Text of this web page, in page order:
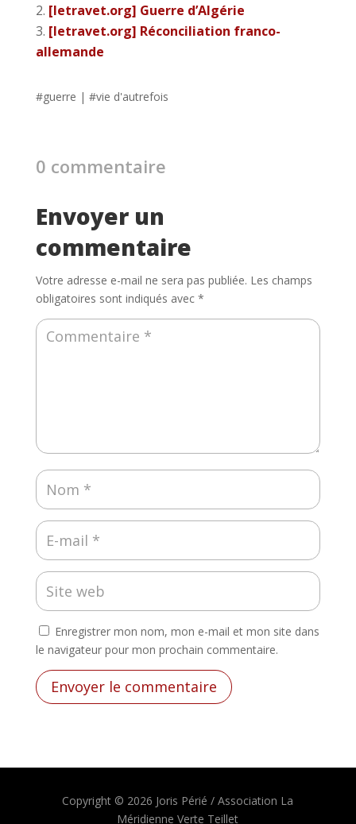
[letravet.org] Guerre d’Algérie
[letravet.org] Réconciliation franco-
allemande
#guerre | #vie d'autrefois
0 commentaire
Envoyer un
commentaire
Votre adresse e-mail ne sera pas publiée. Les champs
obligatoires sont indiqués avec *
Enregistrer mon nom, mon e-mail et mon site dans
le navigateur pour mon prochain commentaire.
Envoyer le commentaire
Copyright © 2026 Joris Périé / Association La
Méridienne Verte Teillet